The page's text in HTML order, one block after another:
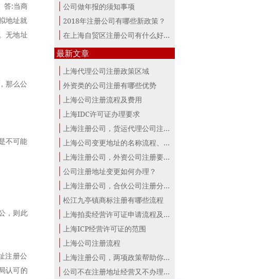
答:当商
地址就
无地址
那么公
不可能
，则此
注册公
认可的
公司做年报的须知事项
2018年注册公司有哪些新政策？
在上海自贸区注册公司有什么好处？
最新文章
上海代理公司注册政策区域
外资类的公司注册有哪些优势
上海公司注册流程及费用
上海IDC许可证办理要求
上海注册公司，货运代理公司注册条件！
上海公司变更地址的名称流程、材料、...
上海注册公司，外资公司注册要点！
公司注册地址变更如何办理？
上海注册公司，合伙公司注册分析！
松江九亭镇商标注册有哪些流程
上海拍卖经营许可证申请流程及材料
上海ICP经营许可证的范围
上海公司注册流程
上海注册公司，两项政策帮助你最大。
公司不在注册地址经营又不办理变更，...